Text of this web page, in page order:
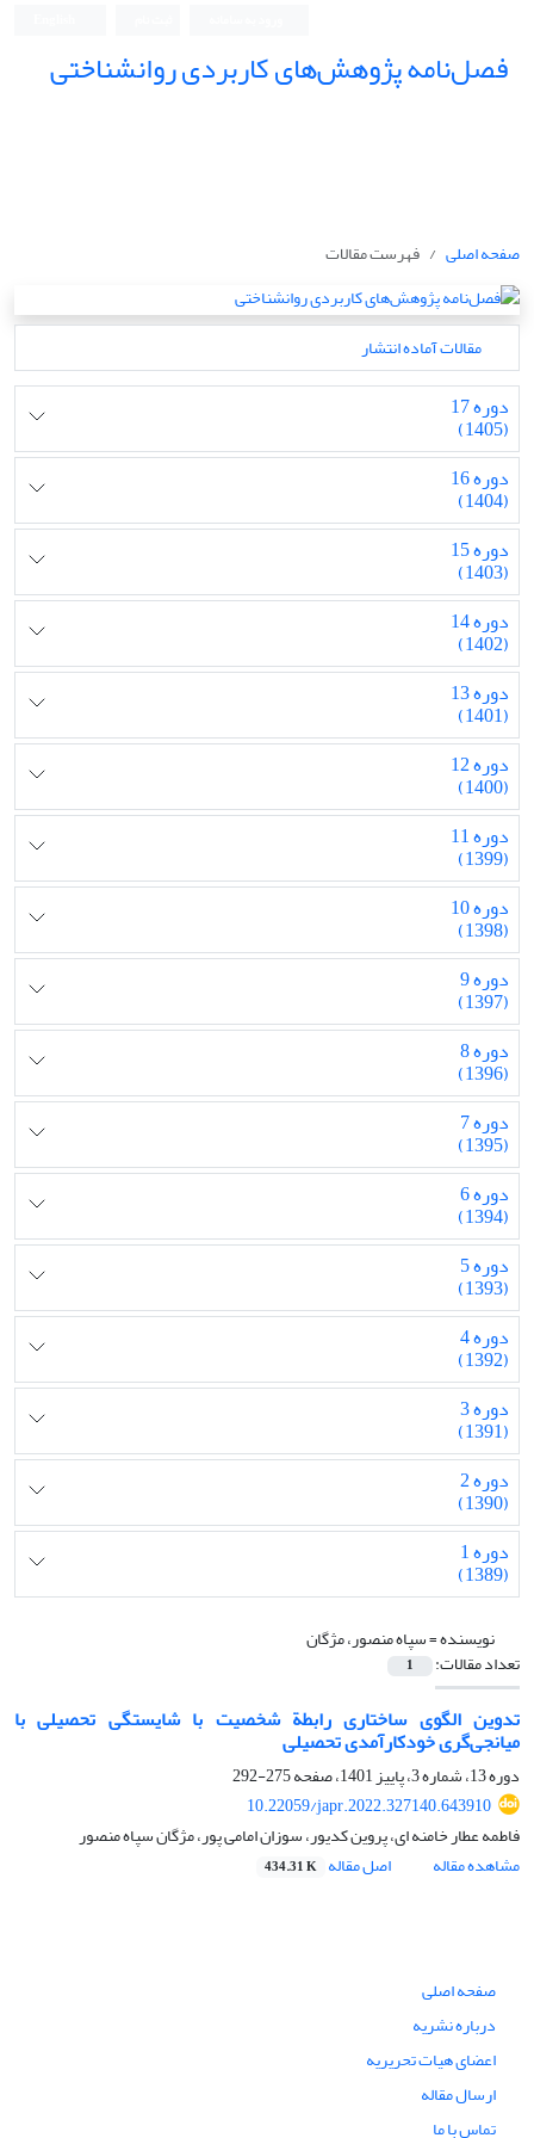
فصل‌نامه پژوهش‌های کاربردی روانشناختی
صفحه اصلی فهرست مقالات
مقالات آماده انتشار
دوره 17
(1405)
دوره 16
(1404)
دوره 15
(1403)
دوره 14
(1402)
دوره 13
(1401)
دوره 12
(1400)
دوره 11
(1399)
دوره 10
(1398)
دوره 9
(1397)
دوره 8
(1396)
دوره 7
(1395)
دوره 6
(1394)
دوره 5
(1393)
دوره 4
(1392)
دوره 3
(1391)
دوره 2
(1390)
دوره 1
(1389)
نویسنده =سپاه منصور، مژگان
تعداد مقالات: 1
تدوین الگوی ساختاری رابطة شخصیت با شایستگی تحصیلی با
میانجی‌گری خودکارآمدی تحصیلی
دوره 13، شماره 3، پاییز 1401، صفحه
275-292
10.22059/japr.2022.327140.643910
فاطمه عطار خامنه ‌ای، پروین کدیور، سوزان امامی پور، مژگان سپاه منصور
مشاهده مقاله
اصل مقاله 434.31 K
صفحه اصلی
درباره نشریه
اعضای هیات تحریریه
ارسال مقاله
تماس با ما